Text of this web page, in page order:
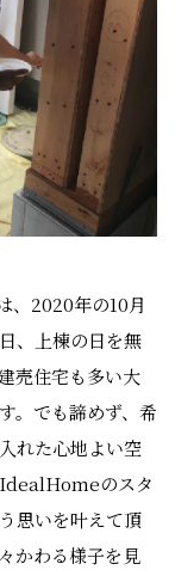
、2020年の10月
、上棟の日を無
売住宅も多い大
。でも諦めず、希
れた心地よい空
IdealHomeのスタ
思いを叶えて頂
かわる様子を見